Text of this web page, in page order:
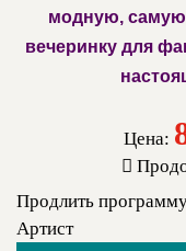
модную,
вечеринку для
Цена:
Продлить
Артист